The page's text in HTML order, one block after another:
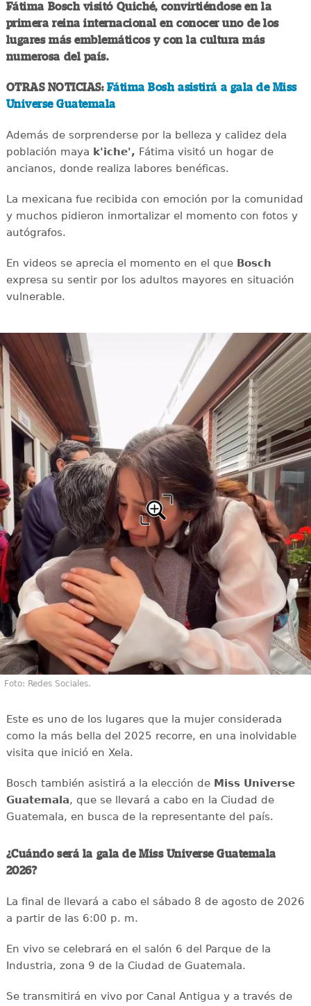
Fátima Bosch visitó Quiché, convirtiéndose en la
primera reina internacional en conocer uno de los
lugares más emblemáticos y con la cultura más
numerosa del país.
OTRAS NOTICIAS: Fátima Bosh asistirá a gala de Miss
Universe Guatemala
Además de sorprenderse por la belleza y calidez dela
población maya k'iche', Fátima visitó un hogar de
ancianos, donde realiza labores benéficas.
La mexicana fue recibida con emoción por la comunidad
y muchos pidieron inmortalizar el momento con fotos y
autógrafos.
En videos se aprecia el momento en el queBosch
expresa su sentir por los adultos mayores en situación
vulnerable.
Foto: Redes Sociales.
Este es uno de los lugares que la mujer considerada
como la más bella del 2025 recorre, en una inolvidable
visita que inició en Xela.
Bosch también asistirá a la elección deMiss Universe
Guatemala, que se llevará a cabo en la Ciudad de
Guatemala, en busca de la representante del país.
¿Cuándo será la gala de Miss Universe Guatemala
2026?
La final de llevará a cabo el sábado 8 de agosto de 2026
a partir de las 6:00 p. m.
En vivo se celebrará en el salón 6 del Parque de la
Industria, zona 9 de la Ciudad de Guatemala.
Se transmitirá en vivo por Canal Antigua y a través de